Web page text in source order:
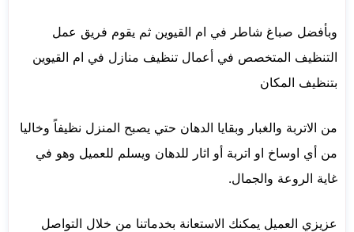
وبأفضل صباغ شاطر في ام القيوين ثم يقوم فريق عمل
التنظيف المتخصص في أعمال تنظيف منازل في ام القيوين
بتنظيف المكان
من الاتربة والغبار وبقايا الدهان حتي يصبح المنزل نظيفاً وخاليا
من أي اوساخ او اتربة أو اثار للدهان ويسلم للعميل وهو في
غاية الروعة والجمال.
عزيزي العميل يمكنك الاستعانة بخدماتنا من خلال التواصل